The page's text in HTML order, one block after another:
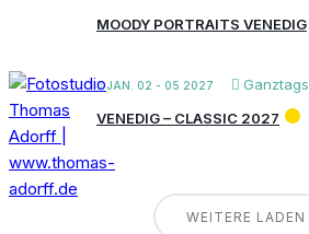
MOODY PORTRAITS VENEDIG
JAN. 02 - 05 2027
Ganztags
VENEDIG – CLASSIC 2027
WEITERE LADEN